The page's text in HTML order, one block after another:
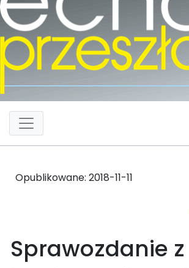
Opublikowane: 2018-11-11
Sprawozdanie z